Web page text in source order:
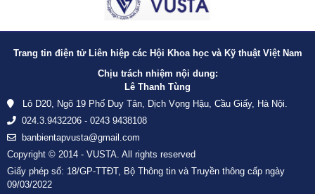
Trang tin điện tử Liên hiệp các Hội Khoa học và Kỹ thuật Việt Nam
Chịu trách nhiệm nội dung:
Lê Thanh Tùng
Lô D20, Ngõ 19 Phố Duy Tân, Dịch Vọng Hậu, Cầu Giấy, Hà Nội.
024.3.9432206 - 0243 9438108
banbientapvusta@gmail.com
Copyright © 2014 - VUSTA. All rights reserved
Giấy phép số: 18/GP-TTĐT, Bộ Thông tin và Truyền thông cấp ngày
09/03/2022